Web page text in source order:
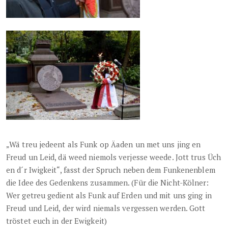
„Wä treu jedeent als Funk op Äaden un met uns jing en
Freud un Leid, dä weed niemols verjesse weede. Jott trus Üch
en d´r Iwigkeit“, fasst der Spruch neben dem Funkenenblem
die Idee des Gedenkens zusammen. (Für die Nicht-Kölner:
Wer getreu gedient als Funk auf Erden und mit uns ging in
Freud und Leid, der wird niemals vergessen werden. Gott
tröstet euch in der Ewigkeit)